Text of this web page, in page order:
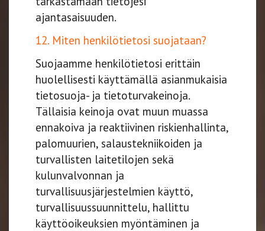
ajantasaisuuden.
12. Miten henkilötietosi suojataan?
Suojaamme henkilötietosi erittäin
huolellisesti käyttämällä asianmukaisia
tietosuoja- ja tietoturvakeinoja.
Tällaisia keinoja ovat muun muassa
ennakoiva ja reaktiivinen riskienhallinta,
palomuurien, salaustekniikoiden ja
turvallisten laitetilojen sekä
kulunvalvonnan ja
turvallisuusjärjestelmien käyttö,
turvallisuussuunnittelu, hallittu
käyttöoikeuksien myöntäminen ja